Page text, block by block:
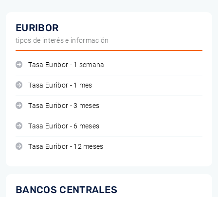
EURIBOR
tipos de interés e información
Tasa Euribor - 1 semana
Tasa Euribor - 1 mes
Tasa Euribor - 3 meses
Tasa Euribor - 6 meses
Tasa Euribor - 12 meses
BANCOS CENTRALES